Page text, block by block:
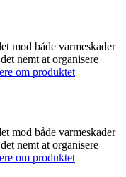
mod både varmeskader
nemt at organisere
om produktet
mod både varmeskader
nemt at organisere
om produktet